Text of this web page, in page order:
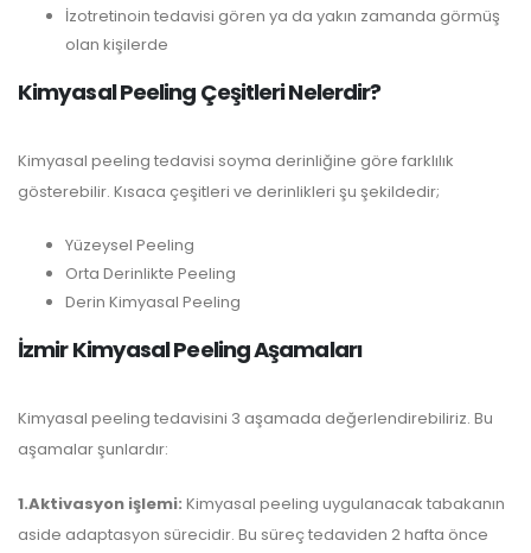
İzotretinoin tedavisi gören ya da yakın zamanda görmüş
olan kişilerde
Kimyasal Peeling Çeşitleri Nelerdir?
Kimyasal peeling tedavisi soyma derinliğine göre farklılık
gösterebilir. Kısaca çeşitleri ve derinlikleri şu şekildedir;
Yüzeysel Peeling
Orta Derinlikte Peeling
Derin Kimyasal Peeling
İzmir Kimyasal Peeling Aşamaları
Kimyasal peeling tedavisini 3 aşamada değerlendirebiliriz. Bu
aşamalar şunlardır:
1.Aktivasyon işlemi: Kimyasal peeling uygulanacak tabakanın
aside adaptasyon sürecidir. Bu süreç tedaviden 2 hafta önce